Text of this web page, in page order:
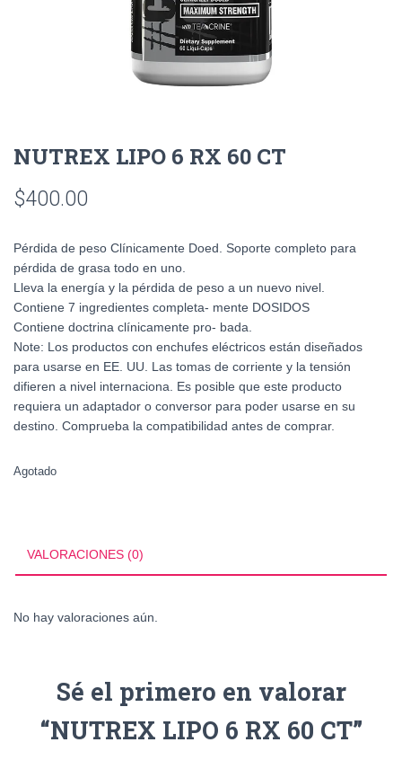
NUTREX LIPO 6 RX 60 CT
$400.00
Pérdida de peso Clínicamente Doed. Soporte completo para
pérdida de grasa todo en uno.
Lleva la energía y la pérdida de peso a un nuevo nivel.
Contiene 7 ingredientes completa- mente DOSIDOS
Contiene doctrina clínicamente pro- bada.
Note: Los productos con enchufes eléctricos están diseñados
para usarse en EE. UU. Las tomas de corriente y la tensión
difieren a nivel internaciona. Es posible que este producto
requiera un adaptador o conversor para poder usarse en su
destino. Comprueba la compatibilidad antes de comprar.
Agotado
VALORACIONES (0)
No hay valoraciones aún.
Sé el primero en valorar
“NUTREX LIPO 6 RX 60 CT”